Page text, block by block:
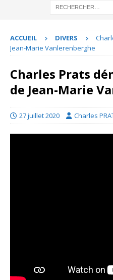
ACCUEIL DIVERS
Jean-Marie Vanlerenberghe
Charles Prats
de Jean-Marie
27 juillet 2020 Charles